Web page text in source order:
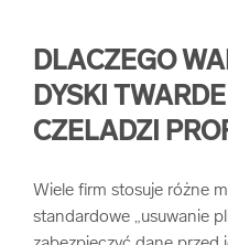
DLACZEGO
DYSKI
CZELADZI
Wiele firm stosuje różne
standardowe „usuwanie